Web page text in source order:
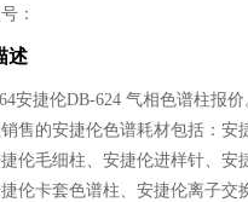
：
述
安捷伦DB-624 气相色谱柱报
售的安捷伦色谱耗材包括：安
伦毛细柱、安捷伦进样针、安
伦卡套色谱柱、安捷伦离子交